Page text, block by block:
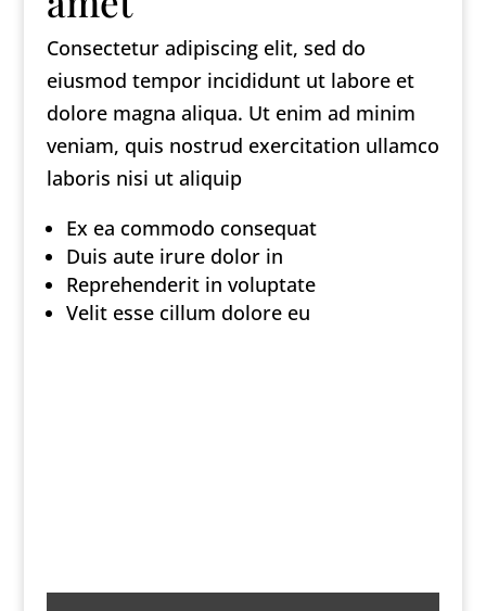
Consectetur adipiscing elit, sed do
eiusmod tempor incididunt ut labore et
dolore magna aliqua. Ut enim ad minim
veniam, quis nostrud exercitation ullamco
laboris nisi ut aliquip
Ex ea commodo consequat
Duis aute irure dolor in
Reprehenderit in voluptate
Velit esse cillum dolore eu